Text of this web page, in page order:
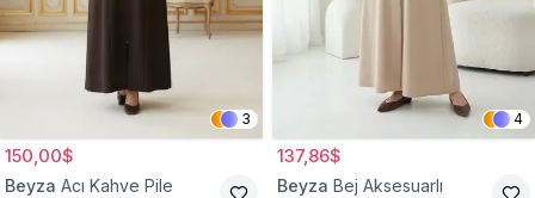
3
150,00$
Beyza Acı Kahve Pile
4
137,86$
Beyza Bej Aksesuarlı